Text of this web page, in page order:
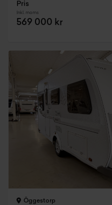
Pris
Inkl. moms
569 000 kr
Öggestorp